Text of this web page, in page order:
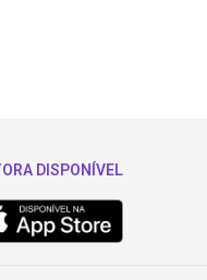
DISPONÍVEL